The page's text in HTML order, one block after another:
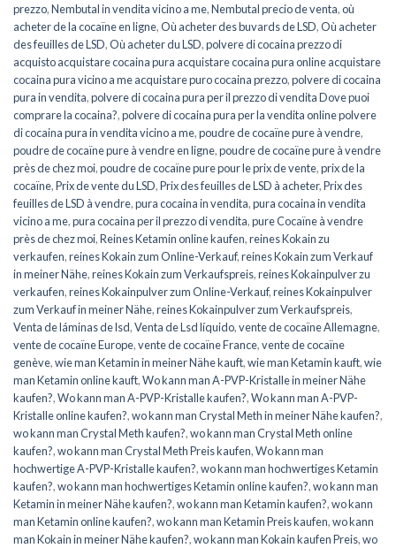
prezzo,Nembutal in vendita vicino a me,Nembutal precio de venta,où
acheter de la cocaïne en ligne,Où acheter des buvards de LSD,Où acheter
des feuilles de LSD,Où acheter du LSD,polvere di cocaina prezzo di
acquisto acquistare cocaina pura acquistare cocaina pura online acquistare
cocaina pura vicino a me acquistare puro cocaina prezzo,polvere di cocaina
pura in vendita,polvere di cocaina pura per il prezzo di vendita Dove puoi
comprare la cocaina?,polvere di cocaina pura per la vendita online polvere
di cocaina pura in vendita vicino a me,poudre de cocaïne pure à vendre,
poudre de cocaïne pure à vendre en ligne,poudre de cocaïne pure à vendre
près de chez moi,poudre de cocaïne pure pour le prix de vente,prix de la
cocaïne,Prix de vente du LSD,Prix des feuilles de LSD à acheter,Prix des
feuilles de LSD à vendre,pura cocaina in vendita,pura cocaina in vendita
vicino a me,pura cocaina per il prezzo di vendita,pure Cocaïne à vendre
près de chez moi,Reines Ketamin online kaufen,reines Kokain zu
verkaufen,reines Kokain zum Online-Verkauf,reines Kokain zum Verkauf
in meiner Nähe,reines Kokain zum Verkaufspreis,reines Kokainpulver zu
verkaufen,reines Kokainpulver zum Online-Verkauf,reines Kokainpulver
zum Verkauf in meiner Nähe,reines Kokainpulver zum Verkaufspreis,
Venta de láminas de lsd,Venta de Lsd líquido,vente de cocaïne Allemagne,
vente de cocaïne Europe,vente de cocaïne France,vente de cocaïne
genève,wie man Ketamin in meiner Nähe kauft,wie man Ketamin kauft,wie
man Ketamin online kauft,Wo kann man A-PVP-Kristalle in meiner Nähe
kaufen?,Wo kann man A-PVP-Kristalle kaufen?,Wo kann man A-PVP-
Kristalle online kaufen?,wo kann man Crystal Meth in meiner Nähe kaufen?,
wo kann man Crystal Meth kaufen?,wo kann man Crystal Meth online
kaufen?,wo kann man Crystal Meth Preis kaufen,Wo kann man
hochwertige A-PVP-Kristalle kaufen?,wo kann man hochwertiges Ketamin
kaufen?,wo kann man hochwertiges Ketamin online kaufen?,wo kann man
Ketamin in meiner Nähe kaufen?,wo kann man Ketamin kaufen?,wo kann
man Ketamin online kaufen?,wo kann man Ketamin Preis kaufen,wo kann
man Kokain in meiner Nähe kaufen?,wo kann man Kokain kaufen Preis,wo